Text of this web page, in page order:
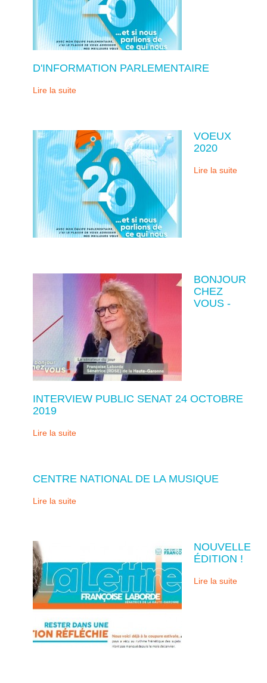
D'INFORMATION PARLEMENTAIRE
Lire la suite
VOEUX
2020
Lire la suite
BONJOUR
CHEZ
VOUS -
INTERVIEW PUBLIC SENAT 24 OCTOBRE
2019
Lire la suite
CENTRE NATIONAL DE LA MUSIQUE
Lire la suite
NOUVELLE
ÉDITION !
Lire la suite